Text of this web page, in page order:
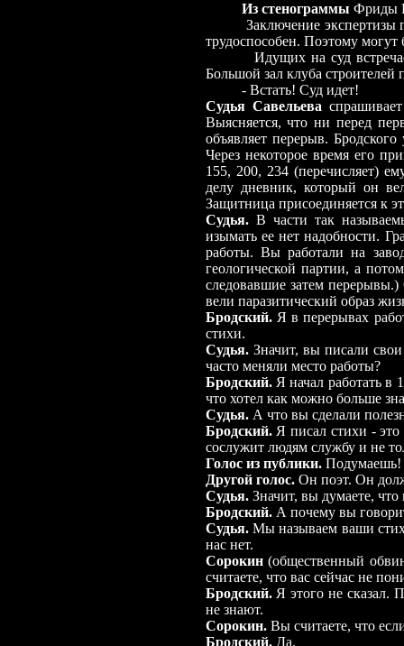
Из стенограммы Фриды
Заключение экспертизы
трудоспособен. Поэтому
Идущих на суд
Большой зал клуба строителей
-Встать! Суд идет!
Судья Савельева
Выясняется, что ни перед
объявляет перерыв.
Через некоторое время его
155, 200, 234 (перечисляет)
делу дневник, который он
Защитница присоединяется к
Судья.В части так
изыматьее нет надобности.
работы. Вы работали на
геологической партии, а
следовавшие затем
вели паразитический образ
Бродский.Я в перерывах
стихи.
Судья.Значит, вы писали
часто меняли место работы?
Бродский.Я начал работать в
что хотел как можно больше
Судья.А что вы сделали
Бродский.Я писал стихи -это
сослужит людям службу и не
Голос из публики.Подумаешь!
Другой голос.Он поэт. Он
Судья.Значит, вы думаете,
Бродский.А почему вы
Судья.Мы называем ваши
нас нет.
Сорокин(общественный
считаете, что вас сейчас не
Бродский.Я этого не сказал.
не знают.
Сорокин.Вы считаете, что
Бродский.Да.